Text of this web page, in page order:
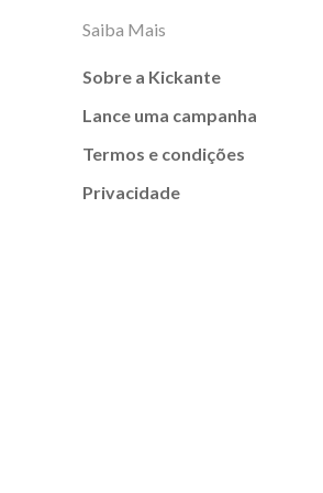
Saiba Mais
Sobre a Kickante
Lance uma campanha
Termos e condições
Privacidade